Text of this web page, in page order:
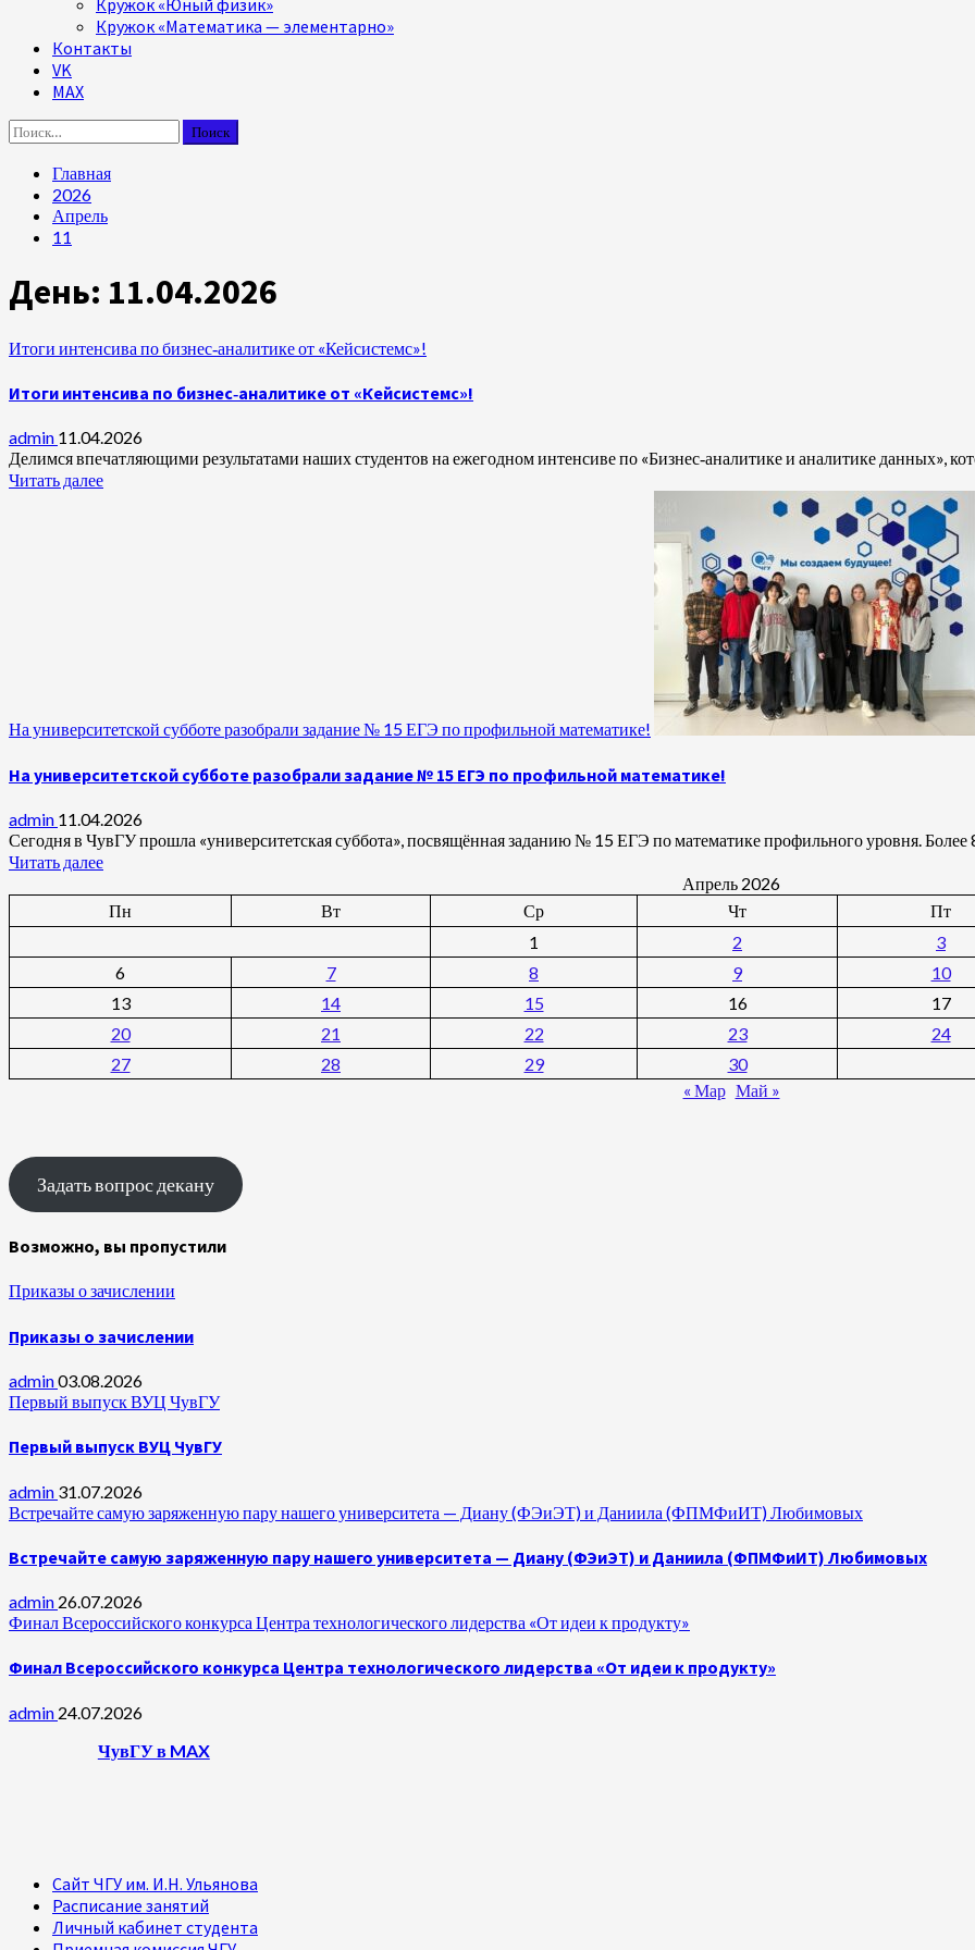
Кружок «Юный физик»
Кружок «Математика — элементарно»
Контакты
VK
MAX
Найти:
Главная
2026
Апрель
11
День: 11.04.2026
Итоги интенсива по бизнес‑аналитике от «Кейсистемс»!
Итоги интенсива по бизнес‑аналитике от «Кейсистемс»!
admin 11.04.2026
Делимся впечатляющими результатами наших студентов на ежегодном интенсиве по «Бизнес‑аналитике и аналитике данных»,
Читать далее
На университетской субботе разобрали задание № 15 ЕГЭ по профильной математике!
На университетской субботе разобрали задание № 15 ЕГЭ по профильной математике!
admin 11.04.2026
Сегодня в ЧувГУ прошла «университетская суббота», посвящённая заданию № 15 ЕГЭ по математике профильного уровня. Более
Читать далее
Апрель 2026
Пн
Вт Ср Чт Пт
1
2 3
6
7 8 9 10
13
14 15 16 17
20
21 22 23 24
27
28 29
30
« Мар Май »
Задать вопрос декану
Возможно, вы пропустили
Приказы о зачислении
Приказы о зачислении
admin03.08.2026
Первый выпуск ВУЦ ЧувГУ
Первый выпуск ВУЦ ЧувГУ
admin 31.07.2026
Встречайте самую заряженную пару нашего университета — Диану (ФЭиЭТ) и Даниила (ФПМФиИТ) Любимовых
Встречайте самую заряженную пару нашего университета — Диану (ФЭиЭТ) и Даниила (ФПМФиИТ) Любимовых
admin 26.07.2026
Финал Всероссийского конкурса Центра технологического лидерства «От идеи к продукту»
Финал Всероссийского конкурса Центра технологического лидерства «От идеи к продукту»
admin 24.07.2026
ЧувГУ в MAX
Сайт ЧГУ им. И.Н. Ульянова
Расписание занятий
Личный кабинет студента